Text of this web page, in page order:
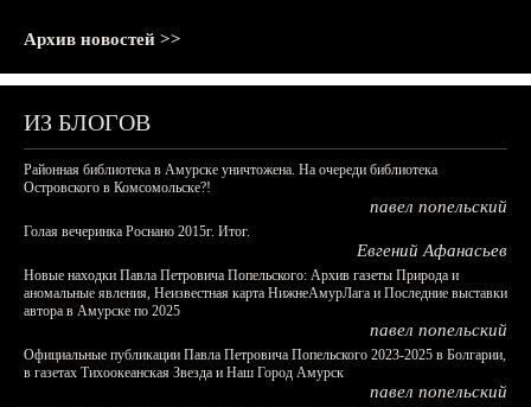
Архив новостей >>
ИЗ БЛОГОВ
Районная библиотека в Амурске уничтожена. На очереди библиотека
Островского в Комсомольске?!
павел попельский
Голая вечеринка Роснано 2015г. Итог.
Евгений Афанасьев
Новые находки Павла Петровича Попельского: Архив газеты Природа и
аномальные явления, Неизвестная карта НижнеАмурЛага и Последние выставки
автора в Амурске по 2025
павел попельский
Официальные публикации Павла Петровича Попельского 2023-2025 в Болгарии,
в газетах Тихоокеанская Звезда и Наш Город Амурск
павел попельский